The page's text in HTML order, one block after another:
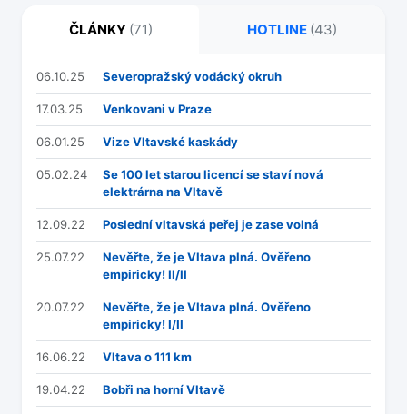
ČLÁNKY (71) HOTLINE (43)
06.10.25 Severopražský vodácký okruh
17.03.25 Venkovani v Praze
06.01.25 Vize Vltavské kaskády
05.02.24
Se 100 let starou licencí se staví nová
elektrárna na Vltavě
12.09.22 Poslední vltavská peřej je zase volná
25.07.22
Nevěřte, že je Vltava plná. Ověřeno
empiricky! II/II
20.07.22
Nevěřte, že je Vltava plná. Ověřeno
empiricky! I/II
16.06.22 Vltava o 111 km
19.04.22 Bobři na horní Vltavě